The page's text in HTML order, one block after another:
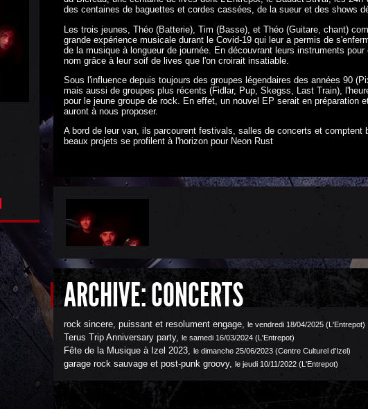
des centaines de baguettes et cordes cassées, de la sueur et des shows
Les trois jeunes, Théo (Batterie), Tim (Basse), et Théo (Guitare, chant)
grande expérience musicale durant le Covid-19 qui leur a permis de
de la musique à longueur de journée. En découvrant leurs instruments
nom grâce à leur soif de lives que l'on croirait insatiable.
Sous l'influence depuis toujours des groupes légendaires des années 90
mais aussi de groupes plus récents (Fidlar, Pup, Skegss, Last Train),
pour le jeune groupe de rock. En effet, un nouvel EP serait en préparation
auront à nous proposer.
A bord de leur van, ils parcourent festivals, salles de concerts et comptent
beaux projets se profilent à l'horizon pour Neon Rust
ARCHIVE: CONCERTS
rock sincere, puissant et resolument engage le vendredi 18/04/2025 (L'Entrepot)
Terus Trip Anniversary party, le samedi 16/03/2024 (L'Entrepot)
Fête de la Musique à Izel 2023 le dimanche 25/06/2023 (Centre Culturel d'Izel)
garage rock sauvage et post-punk groovy, le jeudi 10/11/2022 (L'Entrepot)